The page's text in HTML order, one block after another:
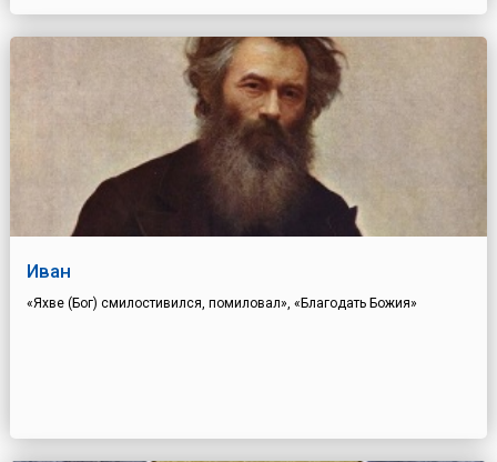
Иван
«Яхве (Бог) смилостивился, помиловал», «Благодать Божия»